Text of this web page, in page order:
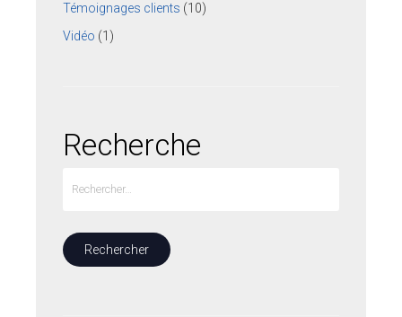
Témoignages clients (10)
Vidéo (1)
Recherche